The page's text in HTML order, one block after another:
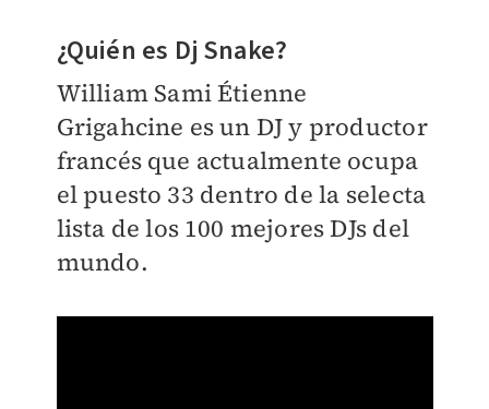
¿Quién es Dj Snake?
William Sami Étienne
Grigahcine es un DJ y productor
francés que actualmente ocupa
el puesto 33 dentro de la selecta
lista de los 100 mejores DJs del
mundo.